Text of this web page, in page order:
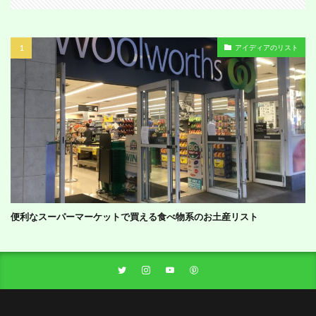
アイディアのリスト
便利なスーパーマーケットで買える食べ物系のお土産リスト